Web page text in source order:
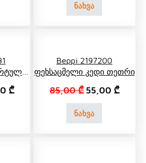
ნახვა
price was: 75,00 ₾.
₾Current price is: 45,00 ₾.
Beppi 2197200
Ფეხსაცმელი Კედი Თეთრი
85,00₾ Original price
55,00 ₾
ნახვა